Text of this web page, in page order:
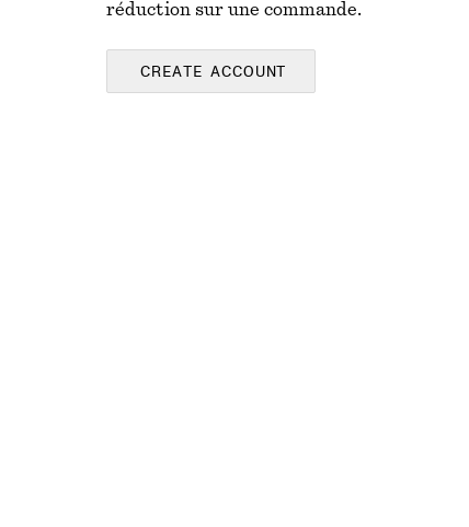
réduction sur une commande.
CREATE ACCOUNT